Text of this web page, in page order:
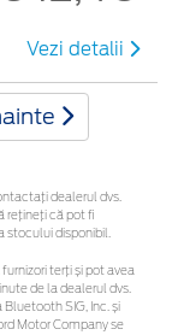
Vezi detalii
dealerul dvs.
rețineți că pot fi
disponibil.
terți și pot avea
de la dealerul dvs.
SIG, Inc. și
Motor Company se